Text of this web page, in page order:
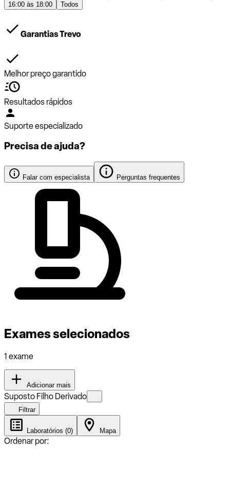
16:00 às 18:00
Todos
Garantias Trevo
Melhor preço garantido
Resultados rápidos
Suporte especializado
Precisa de ajuda?
Falar com especialista Perguntas frequentes
Exames selecionados
1 exame
Adicionar mais
Suposto Filho Derivado
Filtrar
Laboratórios (0) Mapa
Ordenar por: